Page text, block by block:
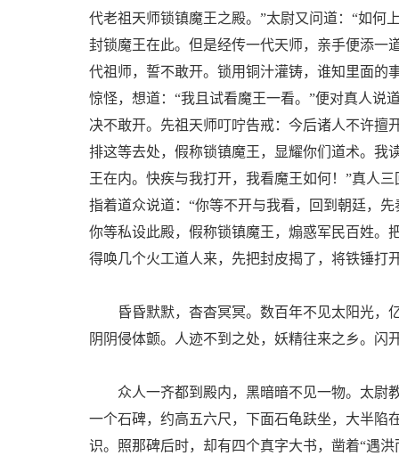
代老祖天师锁镇魔王之殿。”太尉又问道：“如何
封锁魔王在此。但是经传一代天师，亲手便添一
代祖师，誓不敢开。锁用铜汁灌铸，谁知里面的
惊怪，想道：“我且试看魔王一看。”便对真人说
决不敢开。先祖天师叮咛告戒：今后诸人不许擅
排这等去处，假称锁镇魔王，显耀你们道术。我
王在内。快疾与我打开，我看魔王如何！”真人
指着道众说道：“你等不开与我看，回到朝廷，
你等私设此殿，假称锁镇魔王，煽惑军民百姓。
得唤几个火工道人来，先把封皮揭了，将铁锤打
昏昏默默，杳杳冥冥。数百年不见太阳光，
阴阴侵体颤。人迹不到之处，妖精往来之乡。
众人一齐都到殿内，黑暗暗不见一物。太尉
一个石碑，约高五六尺，下面石龟趺坐，大半陷
识。照那碑后时，却有四个真字大书，凿着“遇